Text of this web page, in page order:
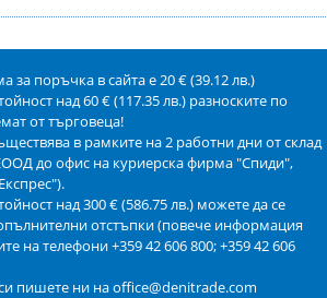
за поръчка в сайта е 20 € (39.12 лв.)
над 60 € (117.35 лв.) разноските по
от търговеца!
в рамките на 2 работни дни от склад
до офис на куриерска фирма "Спиди",
над 300 € (586.75 лв.) можете да се
отстъпки (повече информация
на телефони +359 42 606 800; +359 42 606
пишете ни на office@denitrade.com